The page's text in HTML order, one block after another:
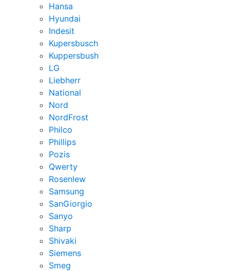
Hansa
Hyundai
Indesit
Kupersbusch
Kuppersbush
LG
Liebherr
National
Nord
NordFrost
Philco
Phillips
Pozis
Qwerty
Rosenlew
Samsung
SanGiorgio
Sanyo
Sharp
Shivaki
Siemens
Smeg